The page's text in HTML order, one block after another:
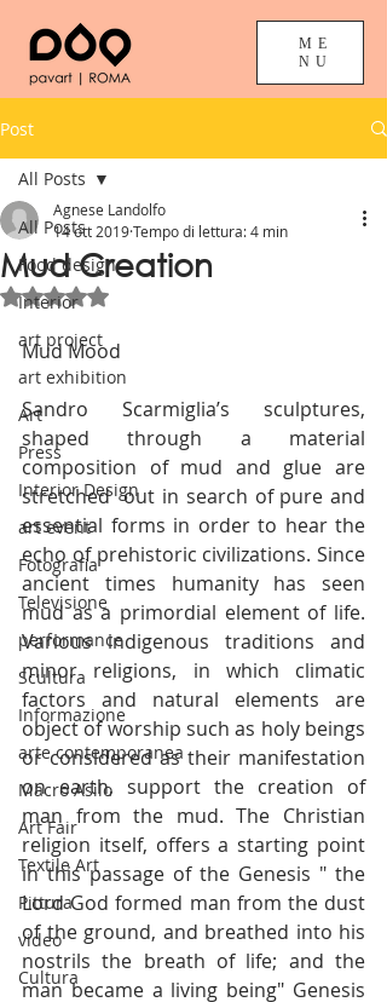
ME
NU
Post
All Posts
Food design
Interior
art project
art exhibition
Art
Press
Interior Design
art event
Fotografia
Televisione
performance
Scultura
Informazione
arte contemporanea
Macro Asilo
Art Fair
Textile Art
Pittura
video
Cultura
All Posts
Mud Creation
Agnese Landolfo
14 ott 2019Tempo di lettura: 4 min
Valutazione NaN stelle su 5.
Mud Mood
Sandro Scarmiglia’s sculptures,
shaped through a material
composition of mud and glue are
stretched  out in search of pure and
essential forms in order to hear the
echo of prehistoric civilizations. Since
ancient times humanity has seen
mud as a primordial element of life.
Various indigenous traditions and
minor religions, in which climatic
factors and natural elements are
object of worship such as holy beings
or considered as their manifestation
on earth, support the creation of
man from the mud. The Christian
religion itself, offers a starting point
in this passage of the Genesis " the
Lord God formed man from the dust
of the ground, and breathed into his
nostrils the breath of life; and the
man became a living being" Genesis